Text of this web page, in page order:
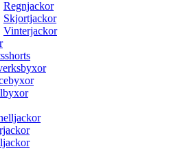
Regnjackor
Skjortjackor
Vinterjackor